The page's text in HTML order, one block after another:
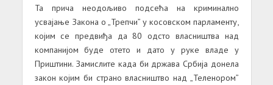
Та прича неодољиво подсећа на криминално
усвајање Закона о „Трепчи” у косовском парламенту,
којим се предвиђа да 80 одсто власништва над
компанијом буде отето и дато у руке владе у
Приштини. Замислите када би држава Србија донела
закон којим би страно власништво над „Теленором”